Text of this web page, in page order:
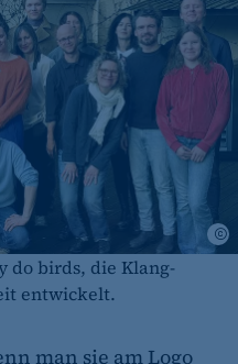
do birds, die Klang-
entwickelt.
man sie am Logo